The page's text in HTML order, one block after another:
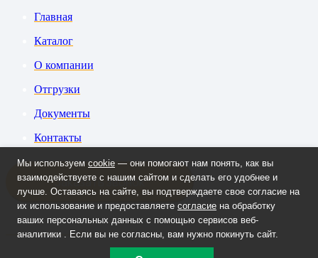
Главная
Каталог
О компании
Отгрузки
Документы
Контакты
Заказать звонок
+7 908 090-70-33
Мы используем cookie — они помогают нам понять, как вы
взаимодействуете с нашим сайтом и сделать его удобнее и
лучше. Оставаясь на сайте, вы подтверждаете свое согласие на
их использование и предоставляете согласие на обработку
ваших персональных данных с помощью сервисов веб-
аналитики . Если вы не согласны, вам нужно покинуть сайт.